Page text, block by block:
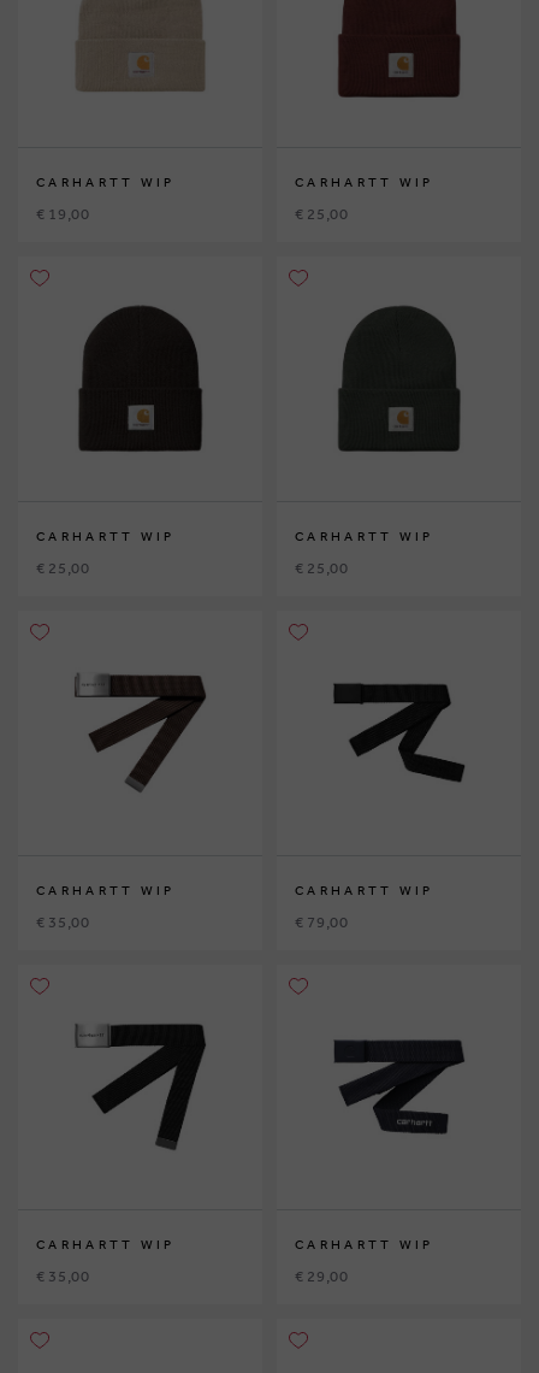
CARHARTT WIP
€ 19,00
CARHARTT WIP
€ 25,00
CARHARTT WIP
€ 25,00
CARHARTT WIP
€ 25,00
CARHARTT WIP
€ 35,00
CARHARTT WIP
€ 79,00
CARHARTT WIP
€ 35,00
CARHARTT WIP
€ 29,00